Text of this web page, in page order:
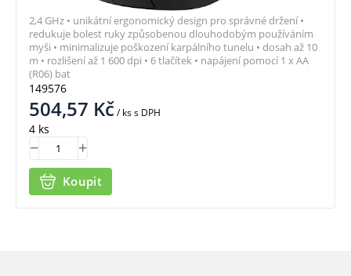
149576
504,57 Kč/ kss DPH
4 ks
Koupit
2,4 GHz • unikátní ergonomický design pro správné držení •
redukuje bolest ruky způsobenou dlouhodobým používáním
myši • minimalizuje poškození karpálního tunelu • dosah až 10
m • rozlišení až 1 600 dpi • 6 tlačítek • napájení pomocí 1 x AA
(R06) bat